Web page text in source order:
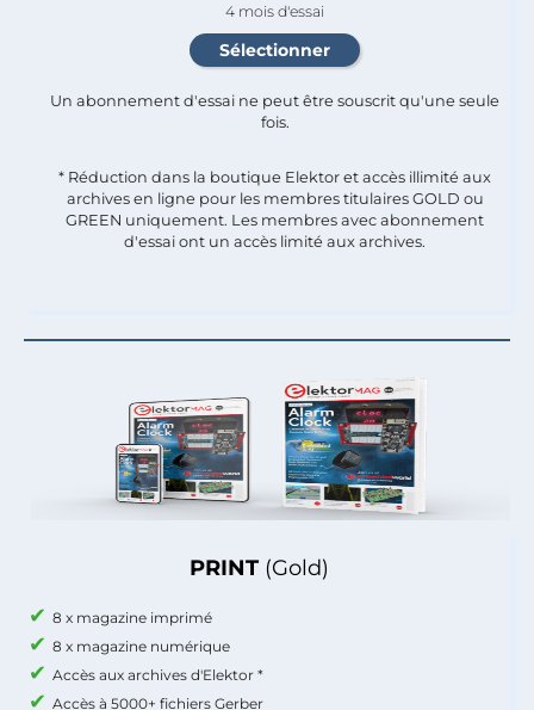
PRINT (Gold)
8 x magazine imprimé
8 x magazine numérique
Accès aux archives d'Elektor *
Accès à 5000+ fichiers Gerber
4 mois d'essai
Un abonnement d'essai ne peut être souscrit qu'une seule
fois.​
* Réduction dans la boutique Elektor et accès illimité aux
archives en ligne pour les membres titulaires GOLD ou
GREEN uniquement. Les membres avec abonnement
d'essai ont un accès limité aux archives.